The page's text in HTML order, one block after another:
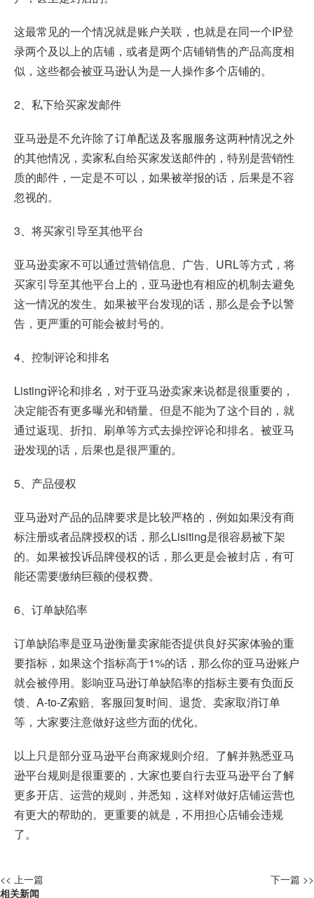
这最常见的一个情况就是账户关联，也就是在同一个IP登
录两个及以上的店铺，或者是两个店铺销售的产品高度相
似，这些都会被亚马逊认为是一人操作多个店铺的。
2、私下给买家发邮件
亚马逊是不允许除了订单配送及客服服务这两种情况之外
的其他情况，卖家私自给买家发送邮件的，特别是营销性
质的邮件，一定是不可以，如果被举报的话，后果是不容
忽视的。
3、将买家引导至其他平台
亚马逊卖家不可以通过营销信息、广告、URL等方式，将
买家引导至其他平台上的，亚马逊也有相应的机制去避免
这一情况的发生。如果被平台发现的话，那么是会予以警
告，更严重的可能会被封号的。
4、控制评论和排名
Listing评论和排名，对于亚马逊卖家来说都是很重要的，
决定能否有更多曝光和销量。但是不能为了这个目的，就
通过返现、折扣、刷单等方式去操控评论和排名。被亚马
逊发现的话，后果也是很严重的。
5、产品侵权
亚马逊对产品的品牌要求是比较严格的，例如如果没有商
标注册或者品牌授权的话，那么Lisiting是很容易被下架
的。如果被投诉品牌侵权的话，那么更是会被封店，有可
能还需要缴纳巨额的侵权费。
6、订单缺陷率
订单缺陷率是亚马逊衡量卖家能否提供良好买家体验的重
要指标，如果这个指标高于1%的话，那么你的亚马逊账户
就会被停用。影响亚马逊订单缺陷率的指标主要有负面反
馈、A-to-Z索赔、客服回复时间、退货、卖家取消订单
等，大家要注意做好这些方面的优化。
以上只是部分亚马逊平台商家规则介绍。了解并熟悉亚马
逊平台规则是很重要的，大家也要自行去亚马逊平台了解
更多开店、运营的规则，并悉知，这样对做好店铺运营也
有更大的帮助的。更重要的就是，不用担心店铺会违规
了。
<< 上一篇
下一篇 >>
相关新闻